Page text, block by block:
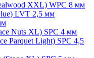
XXL) WPC 8 мм
LVT 2,5 мм
Nuts XL) SPC 4 мм
Parquet Light) SPC 4,5